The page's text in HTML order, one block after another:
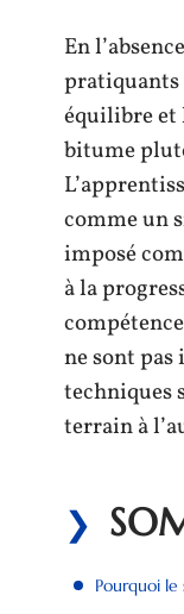
En
équilibre et
bitume
comme un
imposé
à la
ne sont
techniques
terrain à
Pourquoi